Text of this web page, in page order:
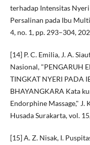
terhadap Intensitas
Persalinan pada Ibu
4, no. 1, pp. 293–304,
[14] P. C. Emilia, J. A.
Nasional, "PENGARUH
TINGKAT NYERI PADA
BHAYANGKARA Kata
Endorphine Massage," J.
Husada Surakarta, vol.
[15] A. Z. Nisak, I.